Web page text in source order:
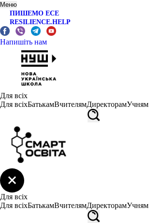
Меню
ПИШЕМО ЕСЕ
RESILIENCE.HELP
Напишіть нам
Для всіх
Для всіхБатькамВчителямДиректорамУчням
Для всіх
Для всіхБатькамВчителямДиректорамУчням